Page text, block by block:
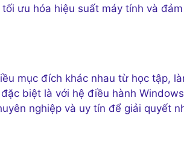
ưu hóa hiệu suất máy tính và
mục đích khác nhau từ học tập,
biệt là với hệ điều hành
nghiệp và uy tín để giải quyết